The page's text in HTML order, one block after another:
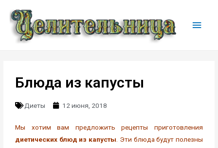
Блюда из капусты
Диеты 12 июня, 2018
Мы хотим вам предложить рецепты приготовления
диетических блюд из капусты . Эти блюда будут полезны